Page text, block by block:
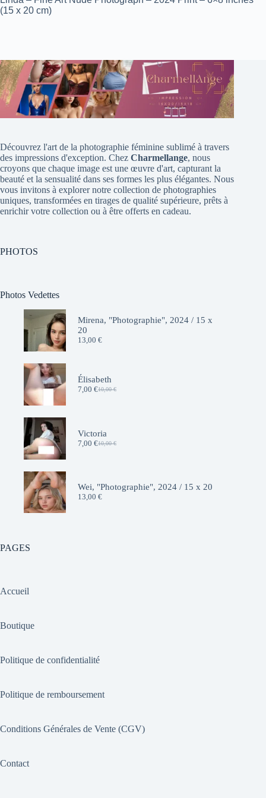
(15 x 20 cm)
Découvrez l'art de la photographie féminine sublimé à travers
des impressions d'exception. Chez Charmellange, nous
croyons que chaque image est une œuvre d'art, capturant la
beauté et la sensualité dans ses formes les plus élégantes. Nous
vous invitons à explorer notre collection de photographies
uniques, transformées en tirages de qualité supérieure, prêts à
enrichir votre collection ou à être offerts en cadeau.
PHOTOS
Photos Vedettes
Mirena, "Photographie", 2024 / 15 x
20
13,00 €
Élisabeth
10,00€
Le
10,00 €.
7,00 €Le
7,00 €.
Victoria
10,00€
Le
10,00 €.
7,00 €Le
7,00 €.
Wei, "Photographie", 2024 / 15 x 20
13,00 €
PAGES
Accueil
Boutique
Politique de confidentialité
Politique de remboursement
Conditions Générales de Vente (CGV)
Contact